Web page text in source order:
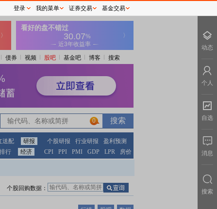
债券 视频 股吧 基金吧 博客 搜索
0
送配 研报 个股研报 行业研报
盈利预测
行 经济 CPI PPI PMI GDP LPR 房价
个股回购数据：
登录 我的菜单 证券交易 基金交易
动态
个人
自选
消息
搜索